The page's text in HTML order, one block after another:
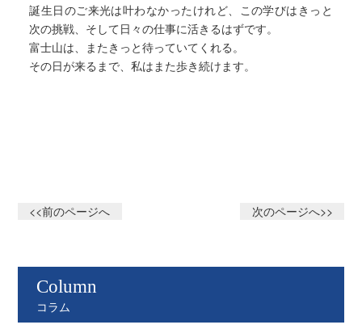
Column
コラム
誕生日のご来光は叶わなかったけれど、この学びはきっと
次の挑戦、そして日々の仕事に活きるはずです。
富士山は、またきっと待っていてくれる。
その日が来るまで、私はまた歩き続けます。
<<前のページへ 次のページへ>>